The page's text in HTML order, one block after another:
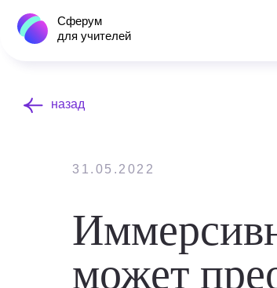
Сферум
для учителей
назад
31.05.2022
может